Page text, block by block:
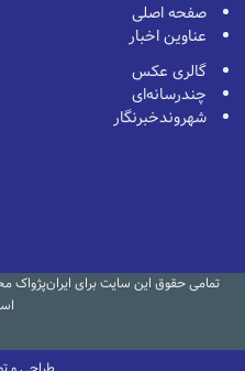
صفحه اصلی
عناوین اخبار
گالری عکس
چندرسانه‌ای
شهروندخبرنگار
تمامی حقوق این سایت برای ایران‌پژواک